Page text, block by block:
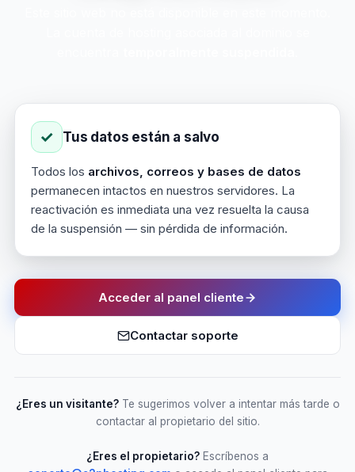
✓ Tus datos están a salvo
Todos los archivos, correos y bases de datos
permanecen intactos en nuestros servidores. La
reactivación es inmediata una vez resuelta la causa
de la suspensión — sin pérdida de información.
Acceder al panel cliente
Contactar soporte
¿Eres un visitante?Te sugerimos volver a intentar más tarde o
contactar al propietario del sitio.
¿Eres el propietario? Escríbenos a